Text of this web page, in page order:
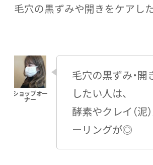
毛穴の黒ずみや開きをケアし
毛穴の黒ずみ・開
したい人は、
酵素やクレイ（泥
ーリングが◎